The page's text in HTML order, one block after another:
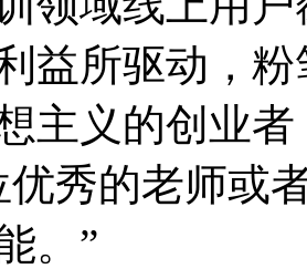
益所驱动，
主义的创业
优秀的老师或
。”